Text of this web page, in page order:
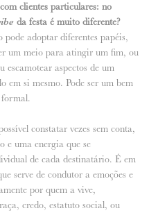
clientes particulares: no
da festa é muito diferente?
adoptar diferentes papéis,
um meio para atingir um fim, ou
escamotear aspectos de um
em si mesmo. Pode ser um bem
constatar vezes sem conta,
e uma energia que se
de cada destinatário. É em
serve de condutor a emoções e
por quem a vive,
credo, estatuto social, ou